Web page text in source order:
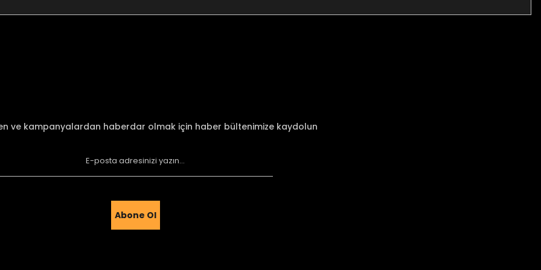
Gönder
ve kampanyalardan haberdar olmak için haber bültenimize kaydolun
Abone Ol